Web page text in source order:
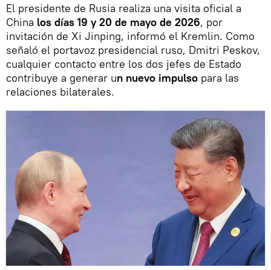
El presidente de Rusia realiza una visita oficial a
China los días 19 y 20 de mayo de 2026, por
invitación de Xi Jinping, informó el Kremlin. Como
señaló el portavoz presidencial ruso, Dmitri Peskov,
cualquier contacto entre los dos jefes de Estado
contribuye a generar un nuevo impulso para las
relaciones bilaterales.